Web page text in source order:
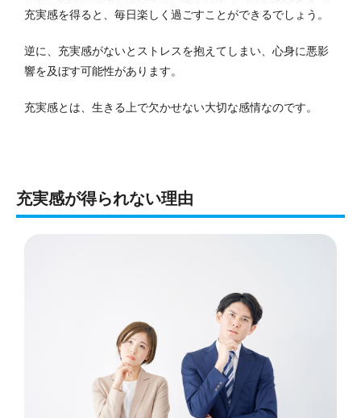
充実感を得ると、毎日楽しく過ごすことができるでしょう。
逆に、充実感がないとストレスを抱えてしまい、心身に悪影
響を及ぼす可能性があります。
充実感とは、生きる上で欠かせない大切な感情なのです。
充実感が得られない理由